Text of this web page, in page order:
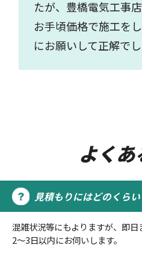
たが、豊橋電気工事
お手頃価格で施工を
にお願いして正解でし
よくあ
見積もりにはどのくら
混雑状況等にもよりますが、即
2～3日以内にお伺いします。